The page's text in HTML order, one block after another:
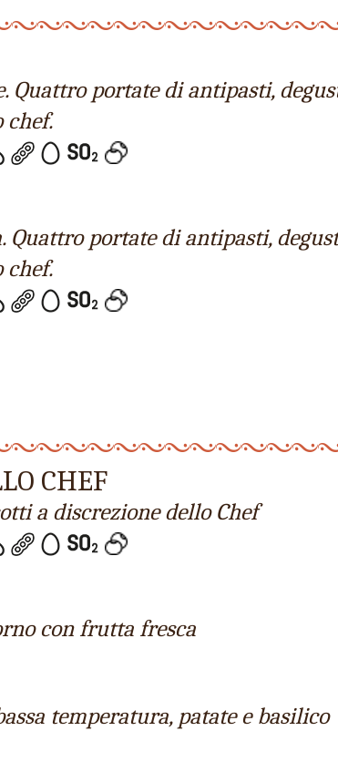
Quattro portate di antipasti,
chef.
Quattro portate di antipasti,
chef.
CHEF
a discrezione dello Chef
con frutta fresca
temperatura, patate e basilico